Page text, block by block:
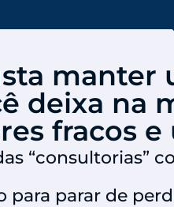
manter
deixa na
fracos
“consultorias”
para parar de